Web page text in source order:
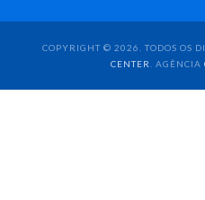
COPYRIGHT © 2026. TODOS OS
CENTER
. AGÊNCIA